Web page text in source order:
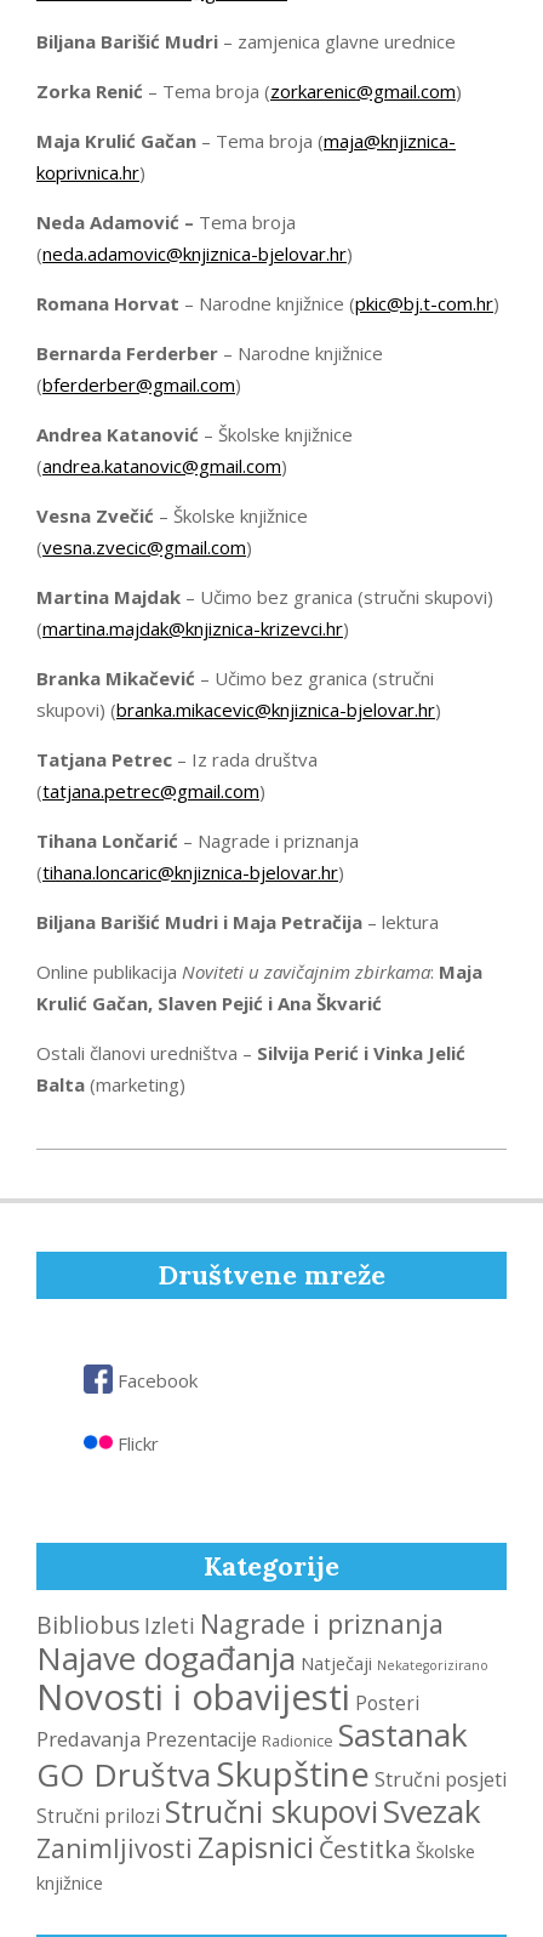
Biljana Barišić Mudri – zamjenica glavne urednice
Zorka Renić – Tema broja (zorkarenic@gmail.com)
Maja Krulić Gačan – Tema broja (maja@knjiznica-
koprivnica.hr)
Neda Adamović – Tema broja
(neda.adamovic@knjiznica-bjelovar.hr)
Romana Horvat – Narodne knjižnice (pkic@bj.t-com.hr)
Bernarda Ferderber – Narodne knjižnice
(bferderber@gmail.com)
Andrea Katanović – Školske knjižnice
(andrea.katanovic@gmail.com)
Vesna Zvečić – Školske knjižnice
(vesna.zvecic@gmail.com)
Martina Majdak – Učimo bez granica (stručni skupovi)
(martina.majdak@knjiznica-krizevci.hr)
Branka Mikačević – Učimo bez granica (stručni
skupovi) (branka.mikacevic@knjiznica-bjelovar.hr)
Tatjana Petrec – Iz rada društva
(tatjana.petrec@gmail.com)
Tihana Lončarić – Nagrade i priznanja
(tihana.loncaric@knjiznica-bjelovar.hr)
Biljana Barišić Mudri i Maja Petračija – lektura
Online publikacija Noviteti u zavičajnim zbirkama: Maja
Krulić Gačan, Slaven Pejić i Ana Škvarić
Ostali članovi uredništva – Silvija Perić i Vinka Jelić
Balta (marketing)
03-
Društvene mreže
Facebook
Flickr
Kategorije
Bibliobus Izleti Nagrade i priznanja
Najave događanja Natječaji Nekategorizirano
Novosti i obavijesti Posteri
Predavanja Prezentacije Radionice Sastanak
GO DruštvaSkupštine Stručni posjeti
Stručni prilozi Stručni skupovi Svezak
Zanimljivosti Zapisnici Čestitka Školske
knjižnice